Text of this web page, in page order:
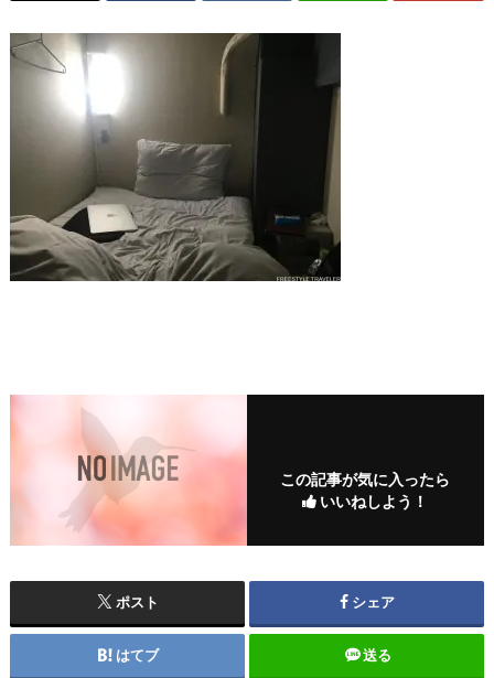
この記事が気に入ったら
いいねしよう！
ポスト シェア
はてブ 送る